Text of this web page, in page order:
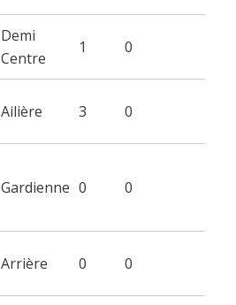
Demi
Centre
1 0
Ailière 3 0
Gardienne 0 0
Arrière 0 0